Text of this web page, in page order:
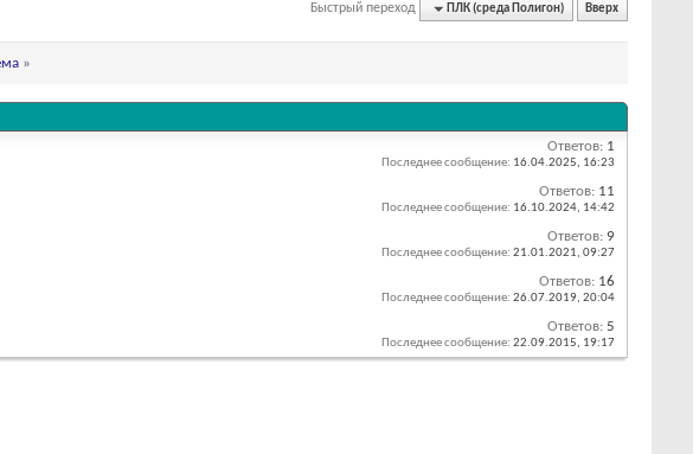
Быстрый переход ПЛК (среда Полигон) Вверх
»
Ответов: 1
Последнее сообщение: 16.04.2025, 16:23
Ответов: 11
Последнее сообщение: 16.10.2024, 14:42
Ответов: 9
Последнее сообщение: 21.01.2021, 09:27
Ответов: 16
Последнее сообщение: 26.07.2019, 20:04
Ответов: 5
Последнее сообщение: 22.09.2015, 19:17